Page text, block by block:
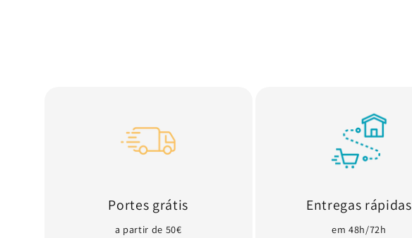
Portes grátis
a partir de 50€
Entregas rápidas
em 48h/72h